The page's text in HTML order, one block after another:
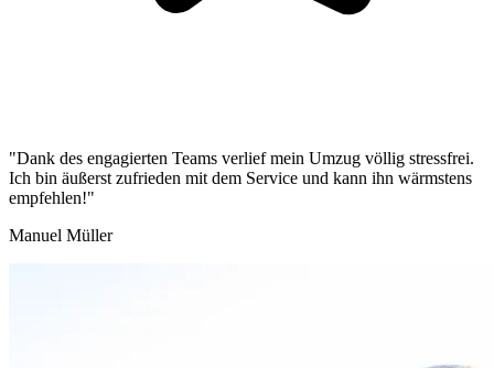
"Dank des engagierten Teams verlief mein Umzug völlig stressfrei.
Ich bin äußerst zufrieden mit dem Service und kann ihn wärmstens
empfehlen!"
Manuel Müller